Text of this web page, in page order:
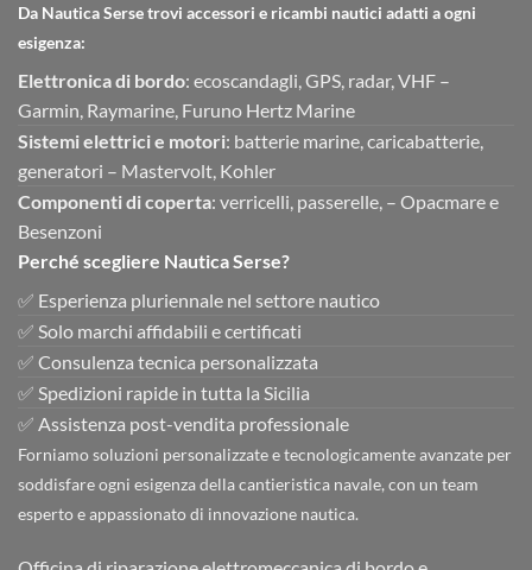
Da Nautica Serse trovi accessori e ricambi nautici adatti a ogni
esigenza:
Elettronica di bordo: ecoscandagli, GPS, radar, VHF –
Garmin, Raymarine, Furuno Hertz Marine
Sistemi elettrici e motori: batterie marine, caricabatterie,
generatori – Mastervolt, Kohler
Componenti di coperta: verricelli, passerelle, – Opacmare e
Besenzoni
Perché scegliere Nautica Serse?
✅ Esperienza pluriennale nel settore nautico
✅ Solo marchi affidabili e certificati
✅ Consulenza tecnica personalizzata
✅ Spedizioni rapide in tutta la Sicilia
✅ Assistenza post-vendita professionale
Forniamo soluzioni personalizzate e tecnologicamente avanzate per
soddisfare ogni esigenza della cantieristica navale, con un team
esperto e appassionato di innovazione nautica.